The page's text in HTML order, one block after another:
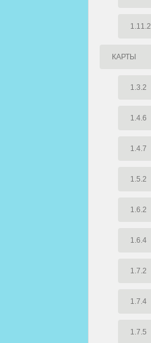
1.11.2
КАРТЫ
1.3.2
1.4.6
1.4.7
1.5.2
1.6.2
1.6.4
1.7.2
1.7.4
1.7.5